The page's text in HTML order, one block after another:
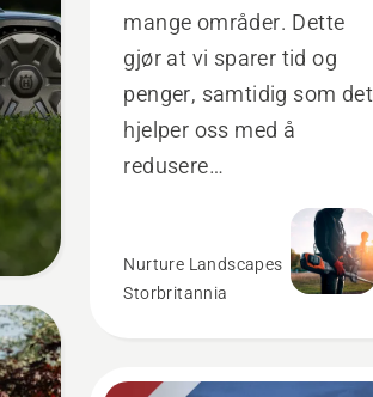
mange områder. Dette
gjør at vi sparer tid og
penger, samtidig som det
hjelper oss med å
redusere
Nurture Landscapes
Storbritannia